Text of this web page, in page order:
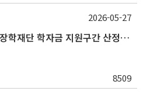
2026학년도 2학기 한국장학재단 학자금 지원구간 산정 신청 안내
8509
2026-05-27